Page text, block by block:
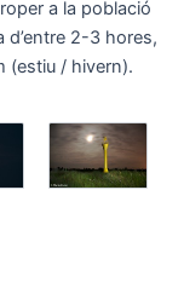
a la població
d’entre 2-3 hores,
(estiu / hivern).